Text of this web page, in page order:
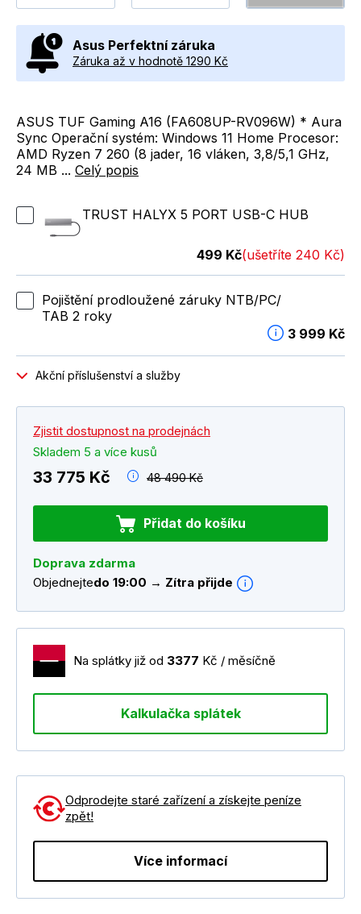
Asus Perfektní záruka
Záruka až v hodnotě 1290 Kč
ASUS TUF Gaming A16 (FA608UP-RV096W) * Aura
Sync Operační systém: Windows 11 Home Procesor:
AMD Ryzen 7 260 (8 jader, 16 vláken, 3,8/5,1 GHz,
24 MB ... Celý popis
TRUST HALYX 5 PORT USB-C HUB
499 Kč(ušetříte 240 Kč)
Pojištění prodloužené záruky NTB/PC/
TAB 2 roky
3 999 Kč
Akční příslušenství a služby
Zjistit dostupnost na prodejnách
Skladem 5 a více kusů
33 775 Kč 48 490 Kč
Přidat do košíku
Doprava zdarma
Objednejtedo 19:00 → Zítra přijde
Na splátky již od 3377 Kč / měsíčně
Kalkulačka splátek
Odprodejte staré zařízení a získejte peníze
zpět!
Více informací